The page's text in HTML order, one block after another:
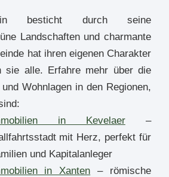
besticht durch seine
Landschaften und charmante
hat ihren eigenen Charakter
sie alle. Erfahre mehr über die
Wohnlagen in den Regionen,
in Kevelaer–
mit Herz, perfekt für
und Kapitalanleger
in Xanten – römische